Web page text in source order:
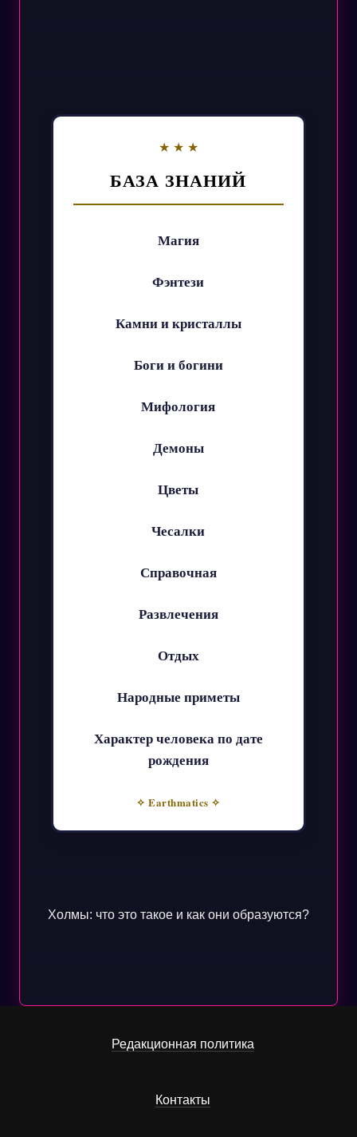
БАЗА ЗНАНИЙ
Магия
Фэнтези
Камни и кристаллы
Боги и богини
Мифология
Демоны
Цветы
Чесалки
Справочная
Развлечения
Отдых
Народные приметы
Характер человека по дате
рождения
✧ Earthmatics ✧
Холмы: что это такое и как они образуются?
Редакционная политика
Контакты